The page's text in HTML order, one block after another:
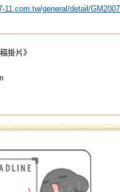
11.com.tw/general/detail/
掛片》